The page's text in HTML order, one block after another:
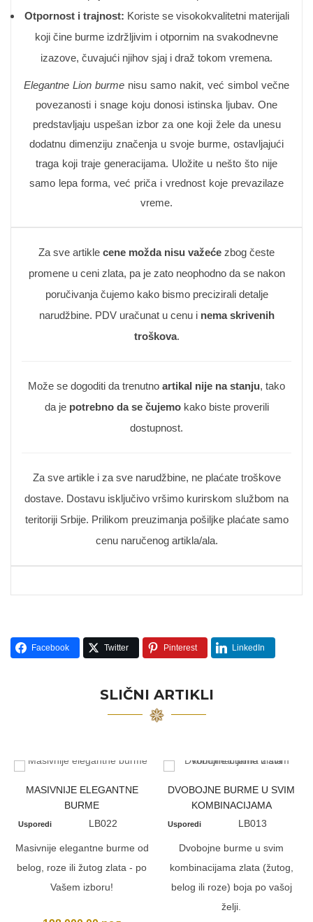
Otpornost i trajnost: Koriste se visokokvalitetni materijali
koji čine burme izdržljivim i otpornim na svakodnevne
izazove, čuvajući njihov sjaj i draž tokom vremena.
Elegantne Lion burme nisu samo nakit, već simbol večne
povezanosti i snage koju donosi istinska ljubav. One
predstavljaju uspešan izbor za one koji žele da unesu
dodatnu dimenziju značenja u svoje burme, ostavljajući
traga koji traje generacijama. Uložite u nešto što nije
samo lepa forma, već priča i vrednost koje prevazilaze
vreme.
Za sve artikle cene možda nisu važeće zbog česte
promene u ceni zlata, pa je zato neophodno da se nakon
poručivanja čujemo kako bismo precizirali detalje
narudžbine. PDV uračunat u cenu i nema skrivenih
troškova.
Može se dogoditi da trenutno artikal nije na stanju, tako
da je potrebno da se čujemokako biste proverili
dostupnost.
Za sve artikle i za sve narudžbine, ne plaćate troškove
dostave. Dostavu isključivo vršimo kurirskom službom na
teritoriji Srbije. Prilikom preuzimanja pošiljke plaćate samo
cenu naručenog artikla/ala.
Facebook Twitter Pinterest LinkedIn
SLIČNI ARTIKLI
MASIVNIJE ELEGANTNE
BURME
Usporedi LB022
Masivnije elegantne burme od
belog, roze ili žutog zlata - po
Vašem izboru!
DVOBOJNE BURME U SVIM
KOMBINACIJAMA
Usporedi LB013
Dvobojne burme u svim
kombinacijama zlata (žutog,
belog ili roze) boja po vašoj
želji.